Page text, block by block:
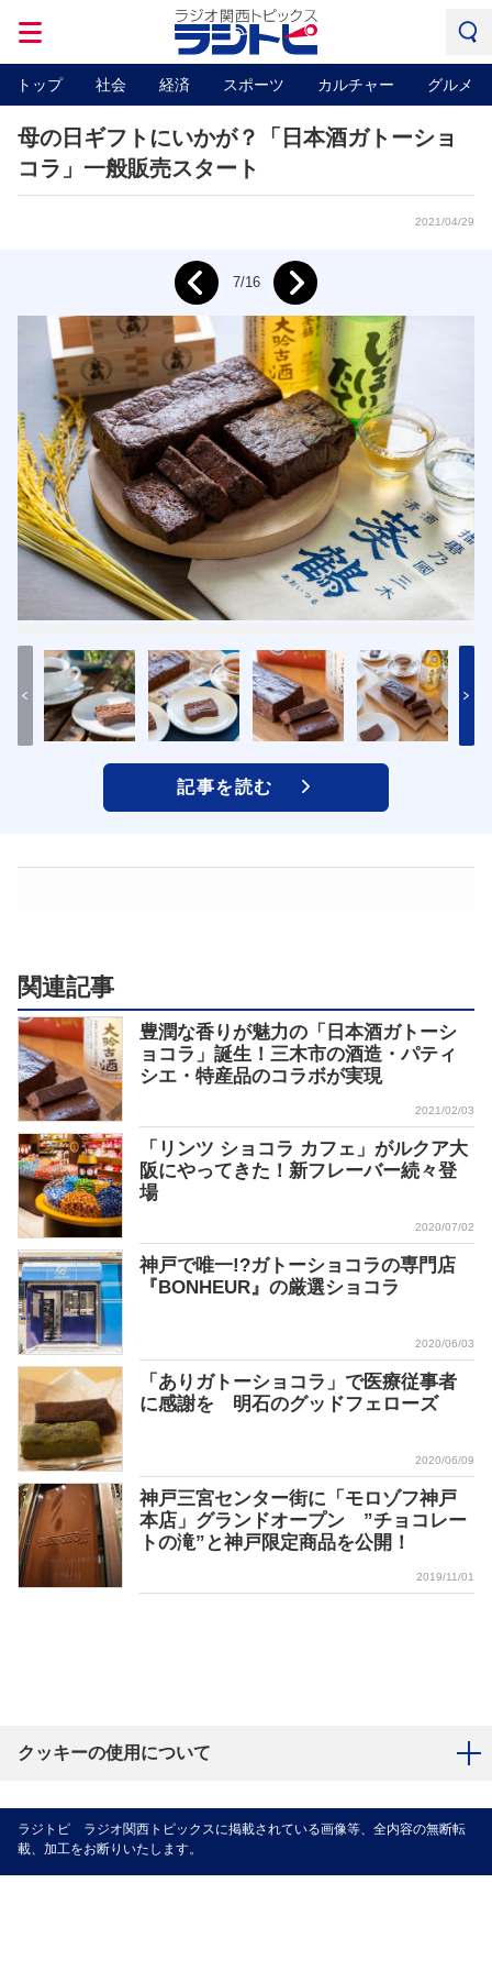
トップ 社会 経済 スポーツ カルチャー グルメ
母の日ギフトにいかが？「日本酒ガトーショ
コラ」一般販売スタート
2021/04/29
7/16
記事を読む
関連記事
豊潤な香りが魅力の「日本酒ガトーシ
ョコラ」誕生！三木市の酒造・パティ
シエ・特産品のコラボが実現
2021/02/03
「リンツ ショコラ カフェ」がルクア大
阪にやってきた！新フレーバー続々登
場
2020/07/02
神戸で唯一!?ガトーショコラの専門店
『BONHEUR』の厳選ショコラ
2020/06/03
「ありガトーショコラ」で医療従事者
に感謝を 明石のグッドフェローズ
2020/06/09
神戸三宮センター街に「モロゾフ神戸
本店」グランドオープン ”チョコレー
トの滝”と神戸限定商品を公開！
2019/11/01
クッキーの使用について
ラジトピ ラジオ関西トピックスに掲載されている画像等、全内容の無断転
載、加工をお断りいたします。